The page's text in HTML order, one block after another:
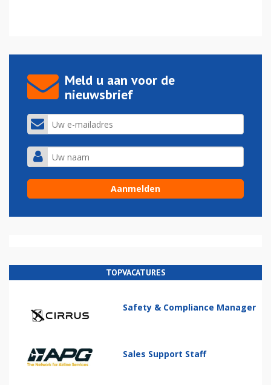
Meld u aan voor de
nieuwsbrief
TOPVACATURES
Safety & Compliance Manager
Sales Support Staff